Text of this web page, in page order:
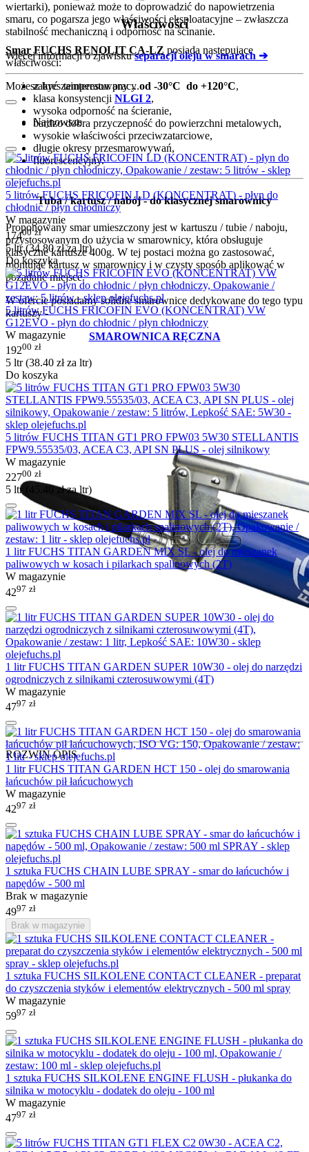
Właściwości
Smar FUCHS RENOLIT CA-LZ posiada następujące
właściwości:
zakres temperatur pracyod -30°C do +120°C,
klasa konsystencji NLGI 2,
wysoka odporność na ścieranie,
bardzo dobra przyczepność do powierzchni metalowych,
wysokie właściwości przeciwzatarciowe,
długie okresy przesmarowywań,
fluorescencyjny.
Tuba / kartusz / nabój - do klasycznej smarownicy
Proponowany smar umieszczony jest w kartuszu / tubie / naboju,
przystosowanym do użycia w smarownicy, która obsługuje
klasyczne kartusze 400g. W tej postaci można go zastosować,
montując kartusz w smarownicy i w czysty sposób aplikować w
pożądane miejsce.
W ofercie posiadamy solidne smarownice dedykowane do tego typu
kartuszy -
SMAROWNICA RĘCZNA
ROZWIŃ OPIS
wiertarki), ponieważ może to doprowadzić do napowietrzenia
smaru, co pogarsza jego właściwości eksploatacyjne – zwłaszcza
stabilność mechaniczną i odporność na ścinanie.
Więcej informacji o zjawiskuseparacji oleju w smarach ➔
Możesz być zainteresowany ...
Najnowsze
5 litrów FUCHS FRICOFIN LD (KONCENTRAT) - płyn do
chłodnic / płyn chłodniczy
W magazynie
17400 zł
5 ltr (34.80złza ltr)
Do koszyka
5 litrów FUCHS FRICOFIN EVO (KONCENTRAT) VW
G12EVO - płyn do chłodnic / płyn chłodniczy
W magazynie
19200 zł
5 ltr (38.40 złza ltr)
Do koszyka
5 litrów FUCHS TITAN GT1 PRO FPW03 5W30 STELLANTIS
FPW9.55535/03, ACEA C3, API SN PLUS - olej silnikowy
W magazynie
22700 zł
5 ltr ( 45.40złza ltr)
1 litr FUCHS TITAN GARDEN MIX SL - olej do mieszanek
paliwowych w kosach i pilarkach spalinowych (2T)
W magazynie
4297 zł
1 litr FUCHS TITAN GARDEN SUPER 10W30 - olej do narzędzi
ogrodniczych z silnikami czterosuwowymi (4T)
W magazynie
4797 zł
1 litr FUCHS TITAN GARDEN HCT 150 - olej do smarowania
łańcuchów pił łańcuchowych
W magazynie
4297 zł
1 sztuka FUCHS CHAIN LUBE SPRAY - smar do łańcuchów i
napędów - 500 ml
Brak w magazynie
4997 zł
Brak w magazynie
1 sztuka FUCHS SILKOLENE CONTACT CLEANER - preparat
do czyszczenia styków i elementów elektrycznych - 500 ml spray
W magazynie
5997 zł
1 sztuka FUCHS SILKOLENE ENGINE FLUSH - płukanka do
silnika w motocyklu - dodatek do oleju - 100 ml
W magazynie
4797 zł